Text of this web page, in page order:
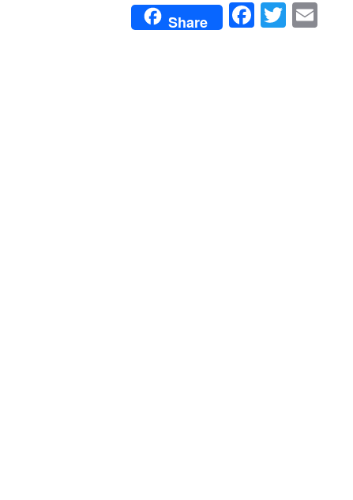
Share Facebook
Twitter